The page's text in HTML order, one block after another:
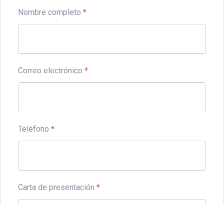
Nombre completo *
Correo electrónico *
Teléfono *
Carta de presentación *